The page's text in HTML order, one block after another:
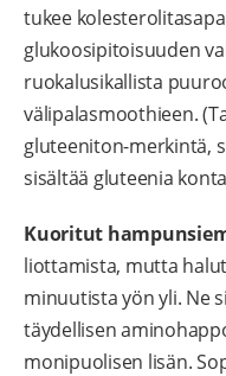
tukee
glukoosipitoisuuden
ruokalusikallista
välipalasmoothieen.
gluteeniton-merkintä,
sisältää gluteenia
Kuoritut
liottamista, mutta
minuutista yön yli. Ne
täydellisen
monipuolisen lisän.